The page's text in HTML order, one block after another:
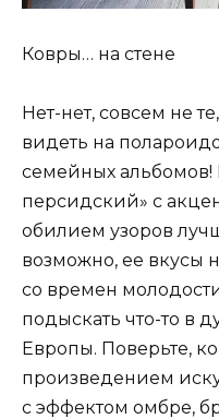
Ковры… на стене
Нет-нет, совсем не
видеть на
семейных альбомов!
персидский» с
обилием узоров
возможно, ее вкусы
со времен
подыскать что-то в
Европы. Поверьте,
произведением
с эффектом омбре,